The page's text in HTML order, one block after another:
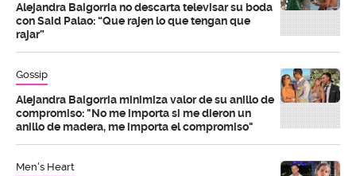
Alejandra Baigorria no descarta televisar su boda
con Said Palao: “Que rajen lo que tengan que
rajar”
Gossip
Alejandra Baigorria minimiza valor de su anillo de
compromiso: "No me importa si me dieron un
anillo de madera, me importa el compromiso"
Men's Heart